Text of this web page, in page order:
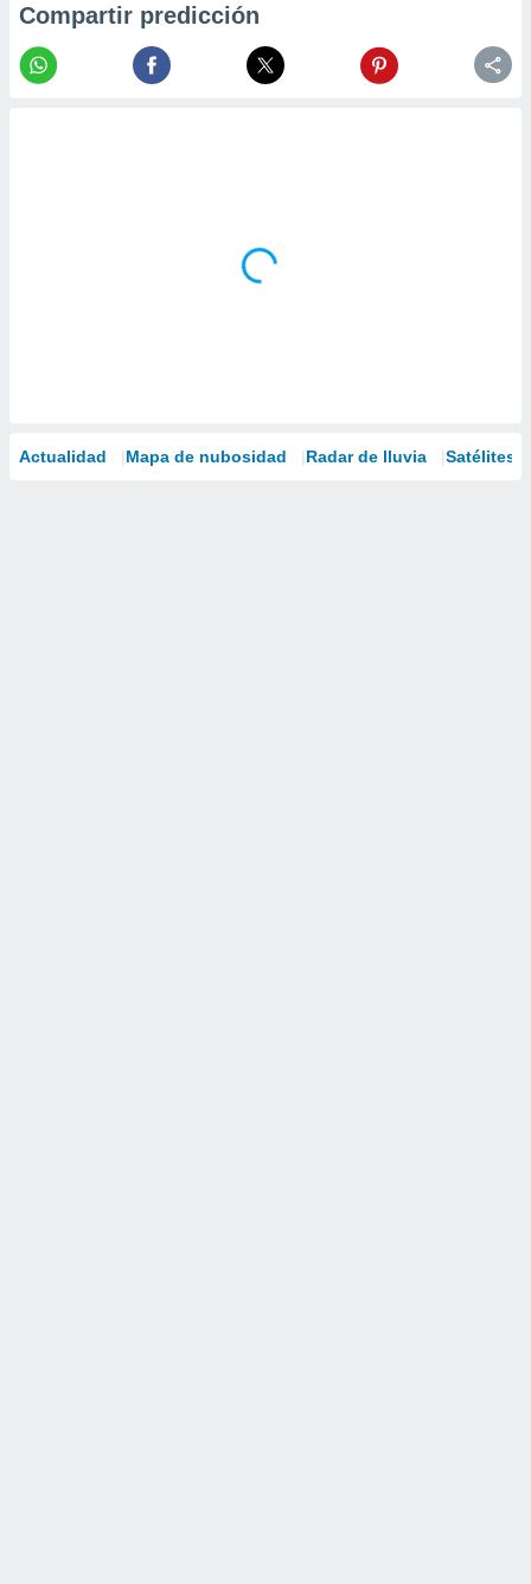
Compartir predicción
Actualidad Mapa de nubosidad Radar de lluvia Satélites